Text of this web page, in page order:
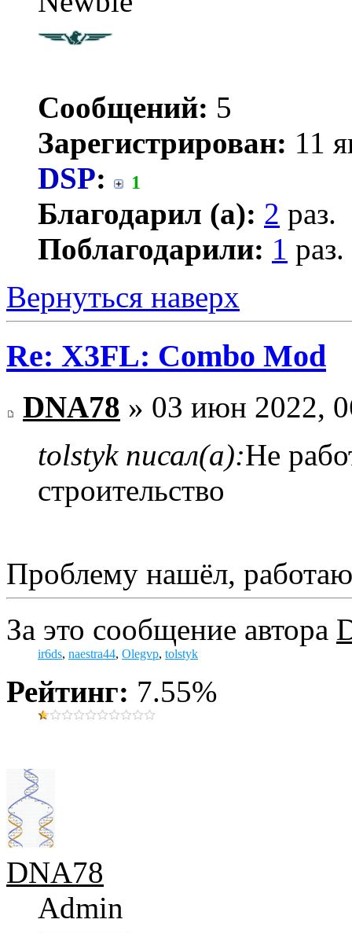
Сообщений: 5
Зарегистрирован: 11
DSP: 1
Благодарил (а): 2 раз.
Поблагодарили: 1 раз.
Вернуться наверх
Re: X3FL: Combo Mod
DNA78 » 03 июн 2022,
tolstyk писал(а):Не
строительство
Проблему нашёл,
За это сообщение автора
ir6ds, naestra44, Olegvp, tolstyk
Рейтинг: 7.55%
DNA78
Admin